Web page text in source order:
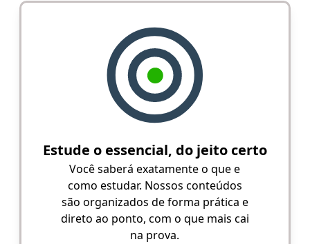
Estude o essencial, do jeito certo
Você saberá exatamente o que e
como estudar. Nossos conteúdos
são organizados de forma prática e
direto ao ponto, com o que mais cai
na prova.